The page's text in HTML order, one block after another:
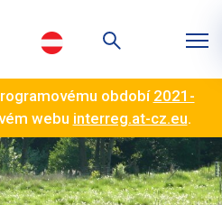
období2021-
webu interreg.at-cz.eu.